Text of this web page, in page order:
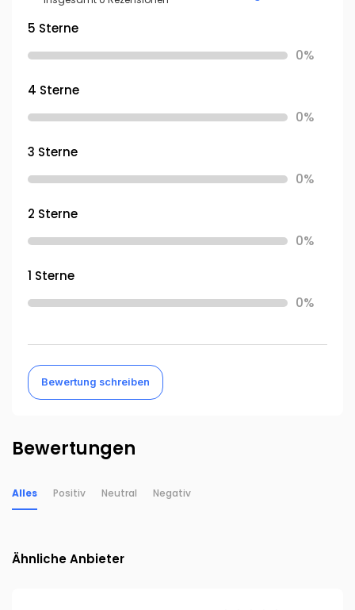
5 Sterne
0%
4 Sterne
0%
3 Sterne
0%
2 Sterne
0%
1 Sterne
0%
Bewertung schreiben
Bewertungen
Alles Positiv Neutral Negativ
Ähnliche Anbieter